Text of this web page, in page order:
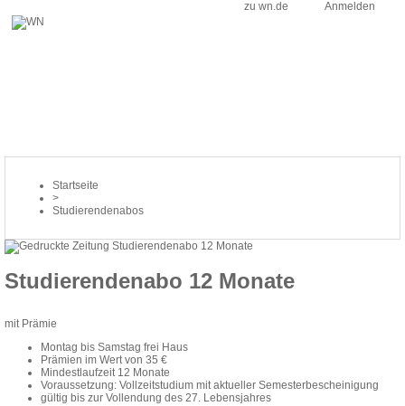
zu wn.de Anmelden
Startseite
>
Studierendenabos
Studierendenabo 12 Monate
mit Prämie
Montag bis Samstag frei Haus
Prämien im Wert von 35 €
Mindestlaufzeit 12 Monate
Voraussetzung: Vollzeitstudium mit aktueller Semesterbescheinigung
gültig bis zur Vollendung des 27. Lebensjahres